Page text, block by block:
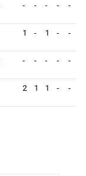
- - - - -
1 - 1 - -
- - - - -
2 1 1 - -